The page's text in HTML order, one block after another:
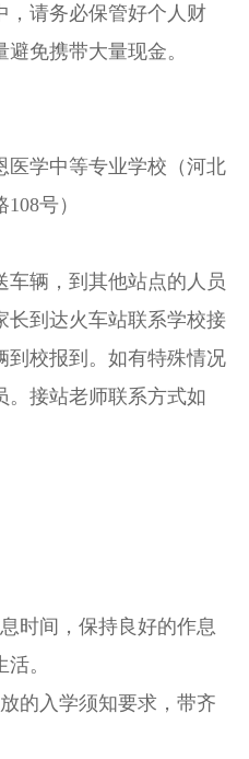
，请务必保管好个人财
免携带大量现金。
医学中等专业学校（河北
号）
车辆，到其他站点的人员
长到达火车站联系学校接
到校报到。如有特殊情况
。接站老师联系方式如
时间，保持良好的作息
。
的入学须知要求，带齐